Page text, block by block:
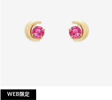
WEB限定